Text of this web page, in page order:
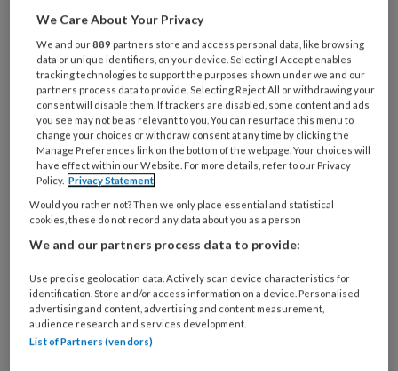
kunstpraktijk. ‘Van contact aangaan
met iemand wiens spraak verstomd is,
ga je beter luisteren.'
In de performance Baden omschrijven mensen die door een
hersenbeschadiging moeite hebben met taal, spraak of gebaren hun
We Care About Your Privacy
We and our889 partners store and access personal data, like browsing
data or unique identifiers, on your device. Selecting I Accept enables
tracking technologies to support the purposes shown under we and our
partners process data to provide. Selecting Reject All or withdrawing your
consent will disable them. If trackers are disabled, some content and ads
you see may not be as relevant to you. You can resurface this menu to
change your choices or withdraw consent at any time by clicking the
Manage Preferences link on the bottom of the webpage. Your choices will
have effect within our Website. For more details, refer to our Privacy
Policy. Privacy Statement
Would you rather not? Then we only place essential and statistical
cookies, these do not record any data about you as a person
We and our partners process data to provide:
Use precise geolocation data. Actively scan device characteristics for
identification. Store and/or access information on a device. Personalised
advertising and content, advertising and content measurement,
audience research and services development.
List of Partners (vendors)